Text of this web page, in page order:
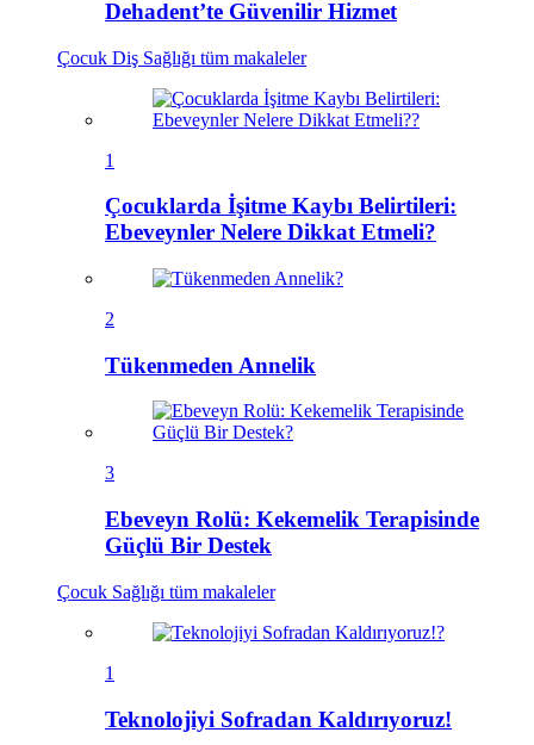
Dehadent’te Güvenilir Hizmet
Çocuk Diş Sağlığı tüm makaleler
1
Çocuklarda İşitme Kaybı Belirtileri:
Ebeveynler Nelere Dikkat Etmeli?
2
Tükenmeden Annelik
3
Ebeveyn Rolü: Kekemelik Terapisinde
Güçlü Bir Destek
Çocuk Sağlığı tüm makaleler
1
Teknolojiyi Sofradan Kaldırıyoruz!